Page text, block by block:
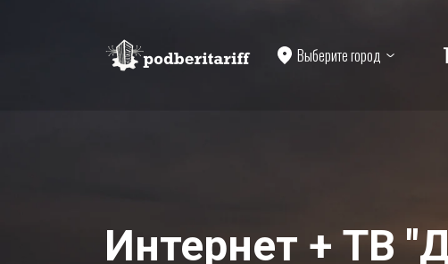
Выберите город
Интернет + ТВ